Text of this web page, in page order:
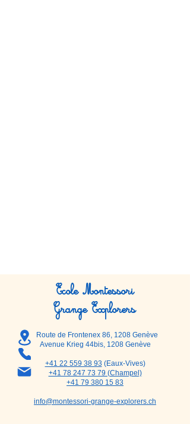
Ecole Montessori
Grange Explorers
Route de Frontenex 86, 1208 Genève
Avenue Krieg 44bis, 1208 Genève
+41 22 559 38 93 (Eaux-Vives)
+41 78 247 73 79 (Champel)
+41 79 380 15 83
info@montessori-grange-explorers.ch